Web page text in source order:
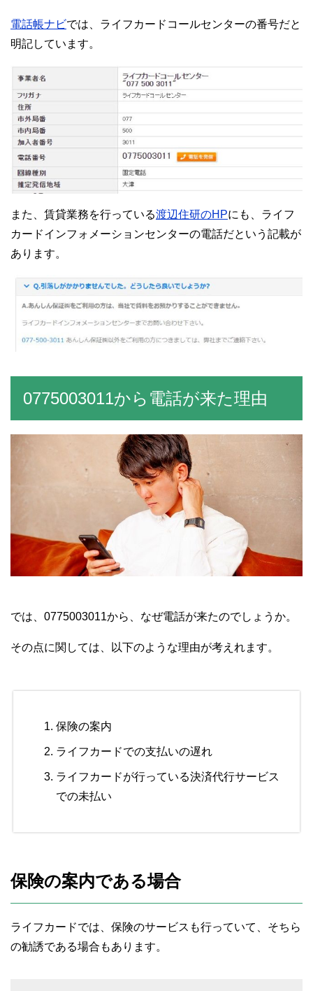
電話帳ナビでは、ライフカードコールセンターの番号だと
明記しています。
また、賃貸業務を行っている渡辺住研のHPにも、ライフ
カードインフォメーションセンターの電話だという記載が
あります。
0775003011から電話が来た理由
では、0775003011から、なぜ電話が来たのでしょうか。
その点に関しては、以下のような理由が考えれます。
保険の案内
ライフカードでの支払いの遅れ
ライフカードが行っている決済代行サービス
での未払い
保険の案内である場合
ライフカードでは、保険のサービスも行っていて、そちら
の勧誘である場合もあります。